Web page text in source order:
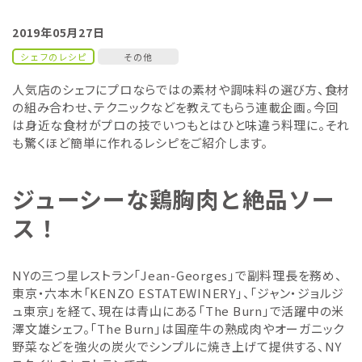
2019年05月27日
シェフのレシピ その他
人気店のシェフにプロならではの素材や調味料の選び方、食材
の組み合わせ、テクニックなどを教えてもらう連載企画。今回
は身近な食材がプロの技でいつもとはひと味違う料理に。それ
も驚くほど簡単に作れるレシピをご紹介します。
ジューシーな鶏胸肉と絶品ソー
ス！
NYの三つ星レストラン「Jean-Georges」で副料理長を務め、
東京・六本木「KENZO ESTATEWINERY」、「ジャン・ジョルジ
ュ東京」を経て、現在は青山にある「The Burn」で活躍中の米
澤文雄シェフ。「The Burn」は国産牛の熟成肉やオーガニック
野菜などを強火の炭火でシンプルに焼き上げて提供する、NY